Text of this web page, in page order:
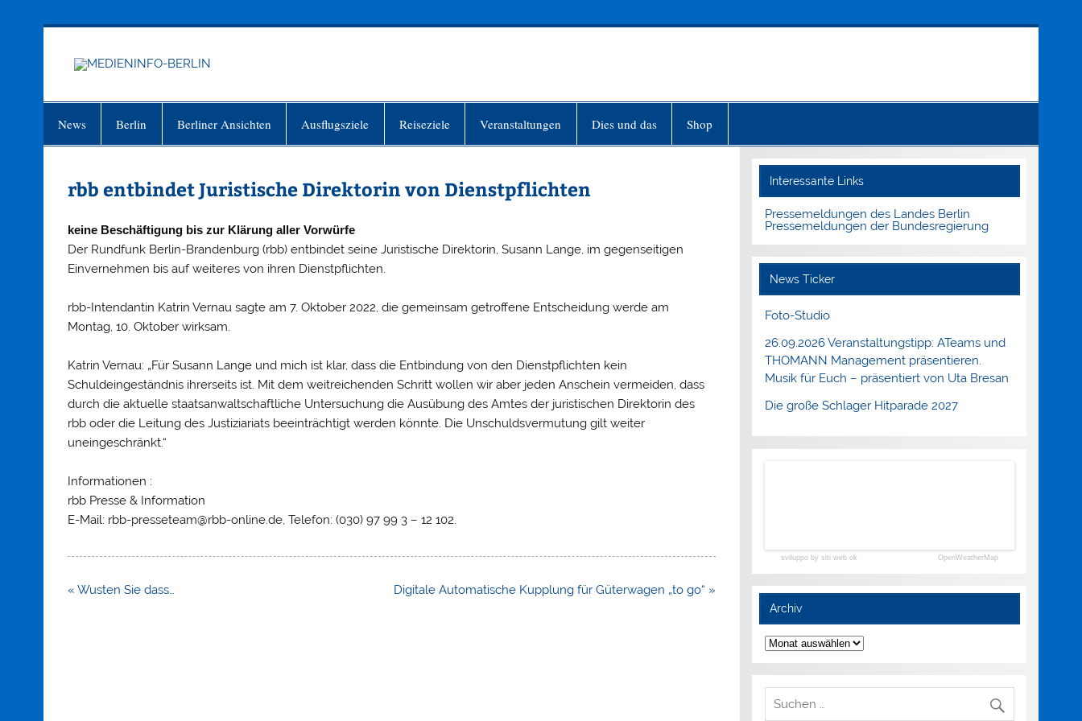
News Berlin Berliner Ansichten Ausflugsziele Reiseziele Veranstaltungen Dies und das Shop
rbb entbindet Juristische Direktorin von Dienstpflichten
keine Beschäftigung bis zur Klärung aller Vorwürfe
Der Rundfunk Berlin-Brandenburg (rbb) entbindet seine Juristische Direktorin, Susann Lange, im gegenseitigen
Einvernehmen bis auf weiteres von ihren Dienstpflichten.
rbb-Intendantin Katrin Vernau sagte am 7. Oktober 2022, die gemeinsam getroffene Entscheidung werde am
Montag, 10. Oktober wirksam.
Katrin Vernau: „Für Susann Lange und mich ist klar, dass die Entbindung von den Dienstpflichten kein
Schuldeingeständnis ihrerseits ist. Mit dem weitreichenden Schritt wollen wir aber jeden Anschein vermeiden, dass
durch die aktuelle staatsanwaltschaftliche Untersuchung die Ausübung des Amtes der juristischen Direktorin des
rbb oder die Leitung des Justiziariats beeinträchtigt werden könnte. Die Unschuldsvermutung gilt weiter
uneingeschränkt.“
Informationen :
rbb Presse & Information
E-Mail: rbb-presseteam@rbb-online.de, Telefon: (030) 97 99 3 – 12 102.
Beitragsnavigation
« Wusten Sie dass… Digitale Automatische Kupplung für Güterwagen „to go“ »
Interessante Links
Pressemeldungen des Landes Berlin
Pressemeldungen der Bundesregierung
News Ticker
Foto-Studio
26.09.2026 Veranstaltungstipp: ATeams und
THOMANN Management präsentieren.
Musik für Euch – präsentiert von Uta Bresan
Die große Schlager Hitparade 2027
sviluppo by siti web ok OpenWeatherMap
Archiv
Archiv